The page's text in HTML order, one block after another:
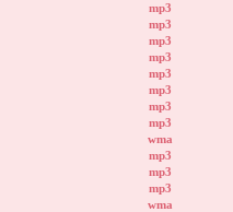
mp3
mp3
mp3
mp3
mp3
mp3
mp3
mp3
wma
mp3
mp3
mp3
wma